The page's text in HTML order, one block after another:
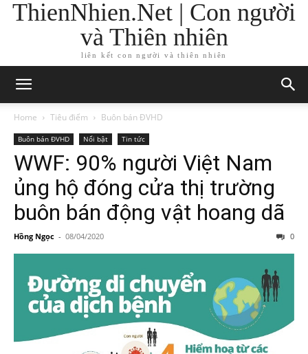
ThienNhien.Net | Con người
và Thiên nhiên
liên kết con người và thiên nhiên
Home Tiêu điểm Buôn bán ĐVHD
Buôn bán ĐVHD Nổi bật Tin tức
WWF: 90% người Việt Nam
ủng hộ đóng cửa thị trường
buôn bán động vật hoang dã
Hồng Ngọc - 08/04/2020 0